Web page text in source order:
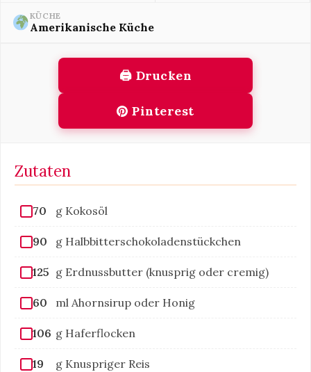
KÜCHE
Amerikanische Küche
🖨 Drucken
Pinterest
Zutaten
70 g Kokosöl
90 g Halbbitterschokoladenstückchen
125 g Erdnussbutter (knusprig oder cremig)
60 ml Ahornsirup oder Honig
106 g Haferflocken
19 g Knuspriger Reis